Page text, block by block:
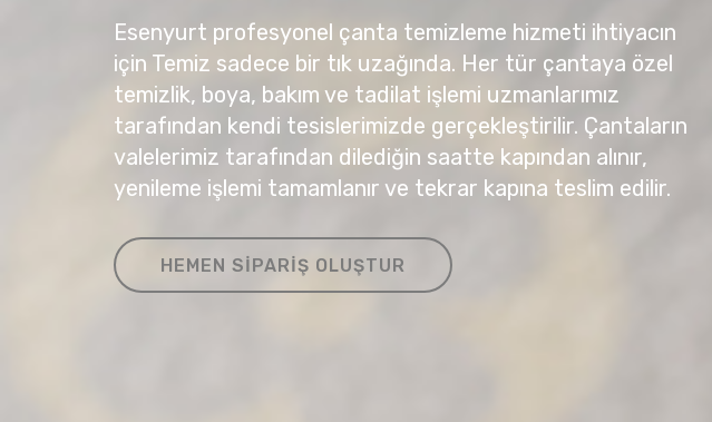
Esenyurt profesyonel çanta temizleme hizmeti ihtiyacın
için Temiz sadece bir tık uzağında. Her tür çantaya özel
temizlik, boya, bakım ve tadilat işlemi uzmanlarımız
tarafından kendi tesislerimizde gerçekleştirilir. Çantaların
valelerimiz tarafından dilediğin saatte kapından alınır,
yenileme işlemi tamamlanır ve tekrar kapına teslim edilir.
HEMEN SIPARIŞ OLUŞTUR